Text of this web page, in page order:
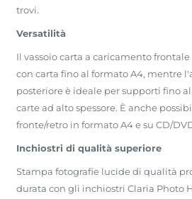
trovi.
Versatilità
Il vassoio carta a caricamento
con carta fino al formato A4, mentre
posteriore è ideale per supporti fino
carte ad alto spessore. È anche
fronte/retro in formato A4 e su CD/
Inchiostri di qualità superiore
Stampa fotografie lucide di qualità
durata con gli inchiostri Claria Photo